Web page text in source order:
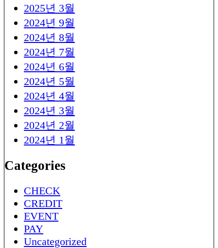
2025년 3월
2024년 9월
2024년 8월
2024년 7월
2024년 6월
2024년 5월
2024년 4월
2024년 3월
2024년 2월
2024년 1월
Categories
CHECK
CREDIT
EVENT
PAY
Uncategorized